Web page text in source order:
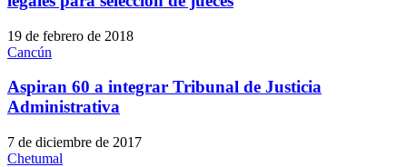
19 de febrero de 2018
Cancún
Aspiran 60 a integrar Tribunal de Justicia
Administrativa
7 de diciembre de 2017
Chetumal